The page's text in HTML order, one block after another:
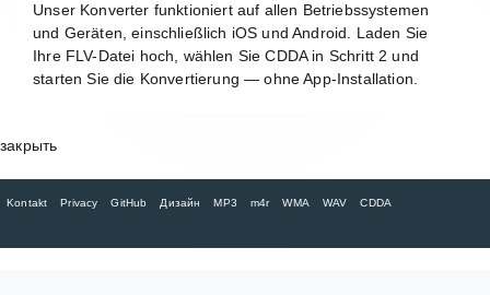
Unser Konverter funktioniert auf allen Betriebssystemen
und Geräten, einschließlich iOS und Android. Laden Sie
Ihre FLV-Datei hoch, wählen Sie CDDA in Schritt 2 und
starten Sie die Konvertierung — ohne App-Installation.
закрыть
Kontakt Privacy GitHub Дизайн MP3 m4r WMA WAV CDDA